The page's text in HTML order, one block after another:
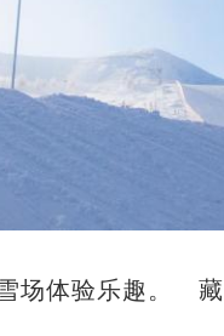
场体验乐趣。